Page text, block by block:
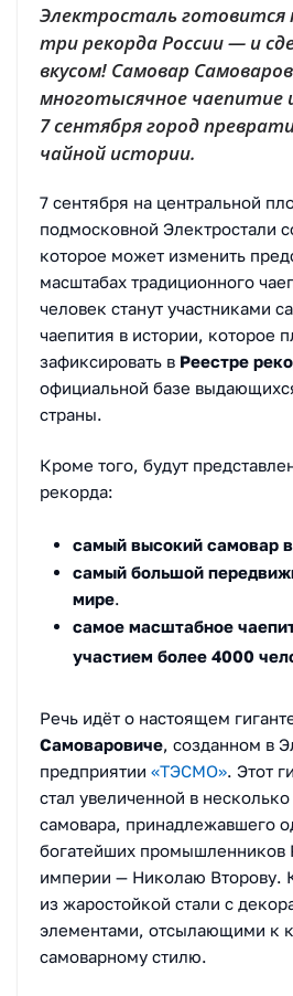
Электросталь готовится
три рекорда России — и
вкусом! Самовар
многотысячное чаепитие
7 сентября город
чайной истории.
7 сентября на центральной
подмосковной Электростали
которое может изменить
масштабах традиционного
человек станут участниками
чаепития в истории, которое
зафиксировать в Реестре
официальной базе
страны.
Кроме того, будут
рекорда:
самый высокий самовар
самый большой
мире.
самое масштабное
участием более 4000
Речь идёт о настоящем
Самоваровиче, созданном в
предприятии «ТЭСМО». Этот
стал увеличенной в
самовара, принадлежавшего
богатейших промышленников
империи — Николаю Второву.
из жаростойкой стали с
элементами, отсылающими к
самоварному стилю.